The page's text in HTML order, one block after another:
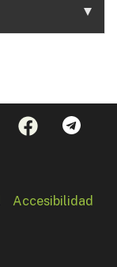
Accesibilidad